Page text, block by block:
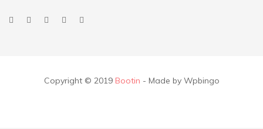
Copyright © 2019 Bootin - Made by Wpbingo